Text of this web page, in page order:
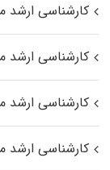
کارشناسی ارشد
کارشناسی ارشد
کارشناسی ارشد
کارشناسی ارشد